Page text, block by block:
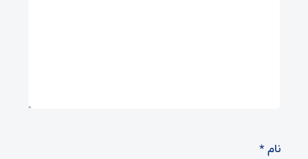
نام*